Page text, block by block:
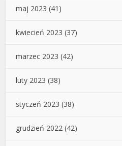
maj 2023 (41)
kwiecień 2023 (37)
marzec 2023 (42)
luty 2023 (38)
styczeń 2023 (38)
grudzień 2022 (42)